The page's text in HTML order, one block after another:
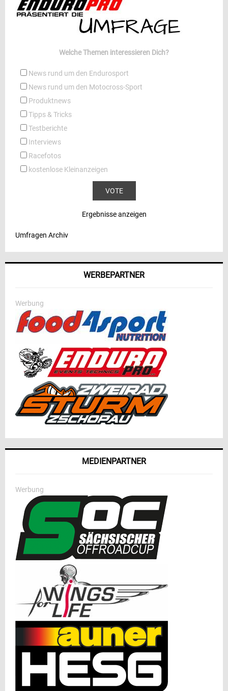
Welche Themen interessieren Dich?
News rund um den Endurosport
News rund um den Motocross-Sport
Produktnews
Tipps & Tricks
Testberichte
Interviews
Racefotos
kostenlose Kleinanzeigen
Ergebnisse anzeigen
Umfragen Archiv
WERBEPARTNER
Werbung
MEDIENPARTNER
Werbung